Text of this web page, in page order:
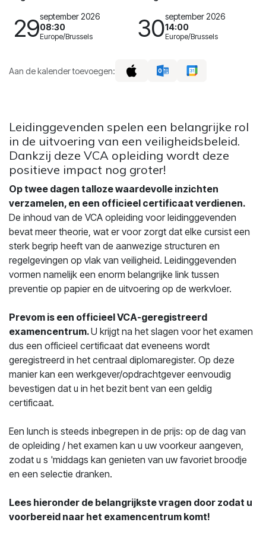
29september 2026
08:30
Europe/Brussels 30september 2026
14:00
Europe/Brussels
Aan de kalender toevoegen:
Leidinggevenden spelen een belangrijke rol
in de uitvoering van een veiligheidsbeleid.
Dankzij deze VCA opleiding wordt deze
positieve impact nog groter!
Op twee dagen talloze waardevolle inzichten
verzamelen, en een officieel certificaat verdienen.
De inhoud van de VCA opleiding voor leidinggevenden
bevat meer theorie, wat er voor zorgt dat elke cursist een
sterk begrip heeft van de aanwezige structuren en
regelgevingen op vlak van veiligheid. Leidinggevenden
vormen namelijk een enorm belangrijke link tussen
preventie op papier en de uitvoering op de werkvloer.
Prevom is een officieel VCA-geregistreerd
examencentrum.U krijgt na het slagen voor het examen
dus een officieel certificaat dat eveneens wordt
geregistreerd in het centraal diplomaregister. Op deze
manier kan een werkgever/opdrachtgever eenvoudig
bevestigen dat u in het bezit bent van een geldig
certificaat.
Een lunch is steeds inbegrepen in de prijs: op de dag van
de opleiding / het examen kan u uw voorkeur aangeven,
zodat u s 'middags kan genieten van uw favoriet broodje
en een selectie dranken.
Lees hieronder de belangrijkste vragen door zodat u
voorbereid naar het examencentrum komt!